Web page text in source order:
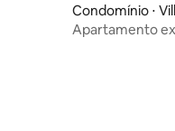
Condomínio ⋅
Apartamento